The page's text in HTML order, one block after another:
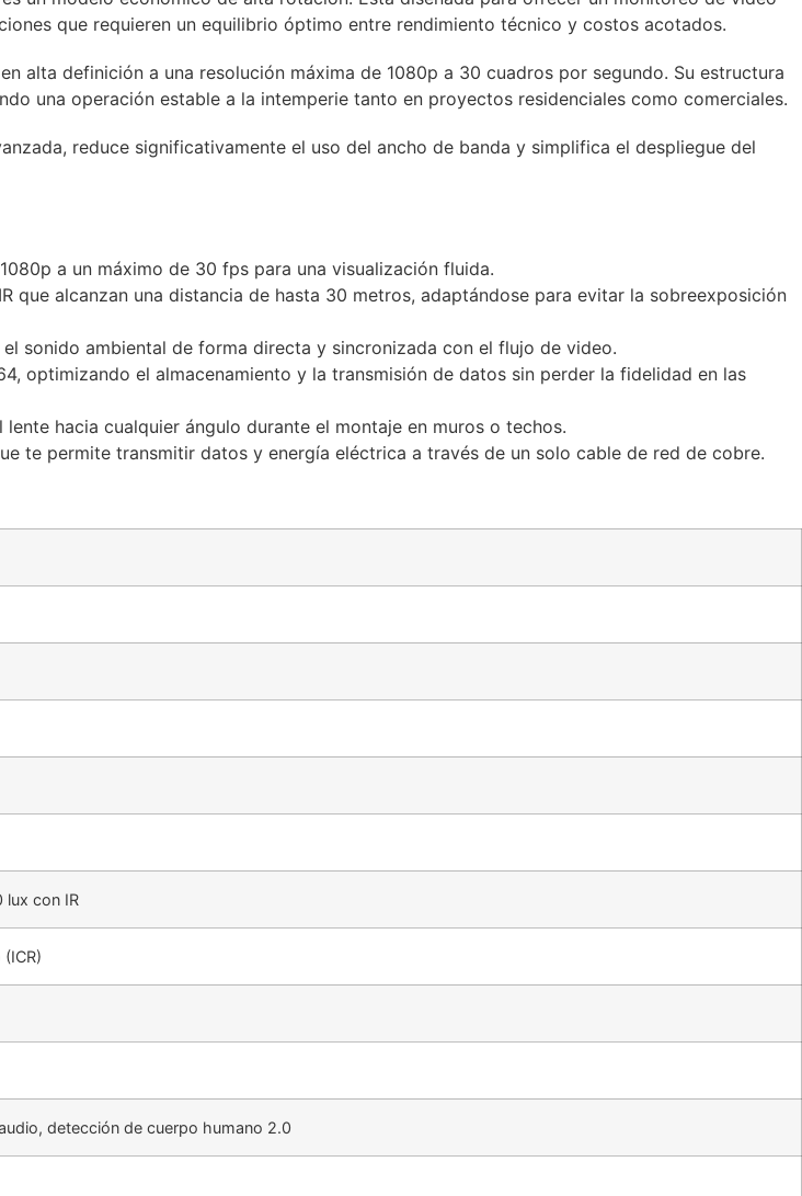
que requieren un equilibrio óptimo entre rendimiento técnico y costos acotados.
alta definición a una resolución máxima de 1080p a 30 cuadros por segundo. Su estructura
una operación estable a la intemperie tanto en proyectos residenciales como comerciales.
reduce significativamente el uso del ancho de banda y simplifica el despliegue del
a un máximo de 30 fps para una visualización fluida.
que alcanzan una distancia de hasta 30 metros, adaptándose para evitar la sobreexposición
sonido ambiental de forma directa y sincronizada con el flujo de video.
optimizando el almacenamiento y la transmisión de datos sin perder la fidelidad en las
hacia cualquier ángulo durante el montaje en muros o techos.
te permite transmitir datos y energía eléctrica a través de un solo cable de red de cobre.
lux con IR
detección de cuerpo humano 2.0